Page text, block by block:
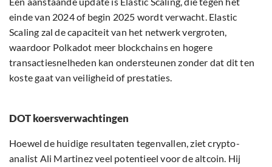
einde van 2024 of begin 2025 wordt verwacht. Elastic
Scaling zal de capaciteit van het netwerk vergroten,
waardoor Polkadot meer blockchains en hogere
transactiesnelheden kan ondersteunen zonder dat dit ten
koste gaat van veiligheid of prestaties.
DOT koersverwachtingen
Hoewel de huidige resultaten tegenvallen, ziet crypto-
analist Ali Martinez veel potentieel voor de altcoin. Hij